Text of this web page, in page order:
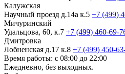
Калужская
Научный проезд д.14а к.5 +7 (499)
Мичуринский
Удальцова, 60, к.7 +7 (499) 460-69-
Дмитровка
Лобненская д.17 к.8 +7 (499) 450-
Время работы: с 08:00 до 22:00
Ежедневно, без выходных.